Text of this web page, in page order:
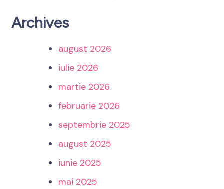
Archives
august 2026
iulie 2026
martie 2026
februarie 2026
septembrie 2025
august 2025
iunie 2025
mai 2025